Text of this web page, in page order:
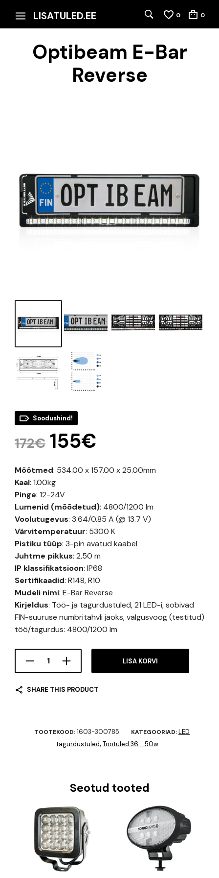
LISATULED.EE 0 0
Optibeam E-Bar
Reverse
Soodushind!
172€ Original
was:
172€.
155€
is:
155€.
Mõõtmed: 534.00 x 157.00 x 25.00mm
Kaal: 1.00kg
Pinge: 12-24V
Lumenid (mõõdetud): 4800/1200 lm
Voolutugevus: 3.64/0.85 A (@ 13.7 V)
Värvitemperatuur: 5300 K
Pistiku tüüp: 3-pin avatud kaabel
Juhtme pikkus: 2,50 m
IP klassifikatsioon: IP68
Sertifikaadid: R148, R10
Mudeli nimi: E-Bar Reverse
Kirjeldus: Töö- ja tagurdustuled, 21 LED-i, sobivad
FIN-suuruse numbritahvli jaoks, valgusvoog (testitud)
töö/tagurdus: 4800/1200 lm
LISA KORVI
SHARE THIS PRODUCT
TOOTEKOOD:1603-300785 KATEGOORIAD:LED
tagurdustuled,Töötuled 36 - 50w
Seotud tooted